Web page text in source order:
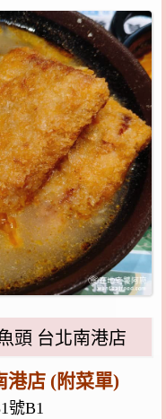
頭 台北南港店
港店 (附菜單)
號B1